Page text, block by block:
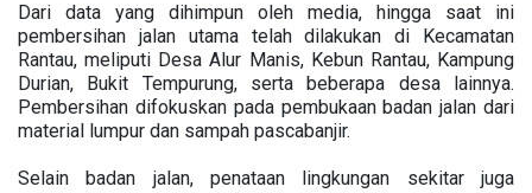
Dari data yang dihimpun oleh media, hingga saat ini
pembersihan jalan utama telah dilakukan di Kecamatan
Rantau, meliputi Desa Alur Manis, Kebun Rantau, Kampung
Durian, Bukit Tempurung, serta beberapa desa lainnya.
Pembersihan difokuskan pada pembukaan badan jalan dari
material lumpur dan sampah pascabanjir.
Selain badan jalan, penataan lingkungan sekitar juga